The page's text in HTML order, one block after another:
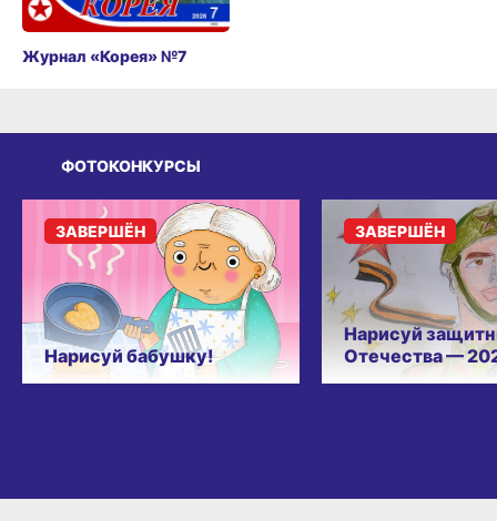
Журнал «Корея» №7
ФОТОКОНКУРСЫ
Нарисуй бабушку!
ЗАВЕРШЁН
Нарисуй
Отечества —
ЗАВЕРШЁН